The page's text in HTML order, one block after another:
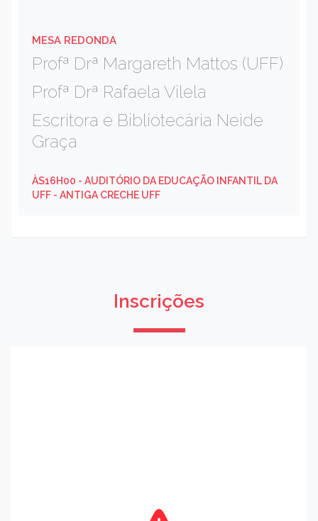
MESA REDONDA
Profª Drª Margareth Mattos (UFF)
Profª Drª Rafaela Vilela
Escritora e Bibliotecária Neide
Graça
ÀS16H00 - AUDITÓRIO DA EDUCAÇÃO INFANTIL DA
UFF - ANTIGA CRECHE UFF
Inscrições